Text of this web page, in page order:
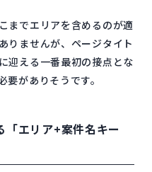
までエリアを含めるのが適
りませんが、ページタイト
迎える一番最初の接点とな
がありそうです。
「エリア+案件名キー